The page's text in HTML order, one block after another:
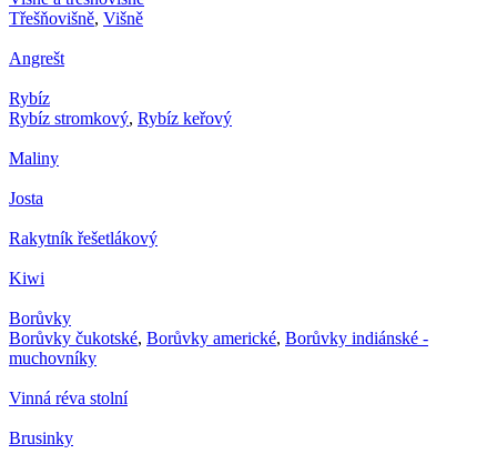
Třešňovišně, Višně
Angrešt
Rybíz
Rybíz stromkový, Rybíz keřový
Maliny
Josta
Rakytník řešetlákový
Kiwi
Borůvky
Borůvky čukotské, Borůvky americké, Borůvky indiánské -
muchovníky
Vinná réva stolní
Brusinky